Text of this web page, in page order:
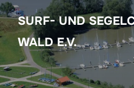
Zum
Inhalt
springen
SURF- UND
WALD E.V.